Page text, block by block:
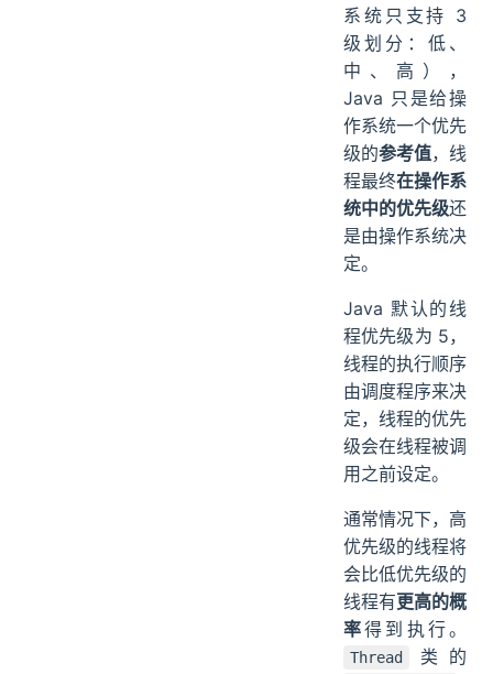
系统只支持 3
级划分：低、
中、高），
Java 只是给操
作系统一个优先
级的参考值，线
程最终在操作系
统中的优先级还
是由操作系统决
定。
Java 默认的线
程优先级为 5，
线程的执行顺序
由调度程序来决
定，线程的优先
级会在线程被调
用之前设定。
通常情况下，高
优先级的线程将
会比低优先级的
线程有更高的概
率得到执行。
Thread 类的